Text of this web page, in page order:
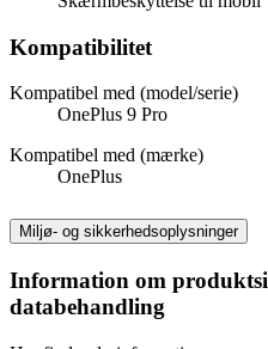
Kompatibilitet
Kompatibel med (model/serie)
OnePlus 9 Pro
Kompatibel med (mærke)
OnePlus
Miljø- og sikkerhedsoplysninger
Information om
databehandling